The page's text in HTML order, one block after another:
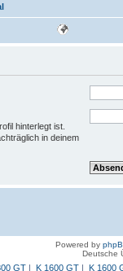
hinterlegt ist.
in deinem
Powered by
Deutsche
GT| K 1600 GT| K 1600